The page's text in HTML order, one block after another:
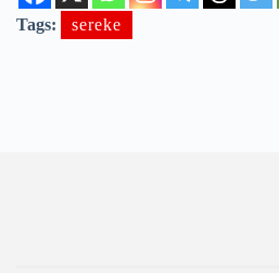
Tags: sereke